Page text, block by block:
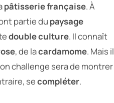
pâtisserie française. À
partie du paysage
double culture. Il connaît
, de lacardamome. Mais il
challenge sera de montrer
secompléter.